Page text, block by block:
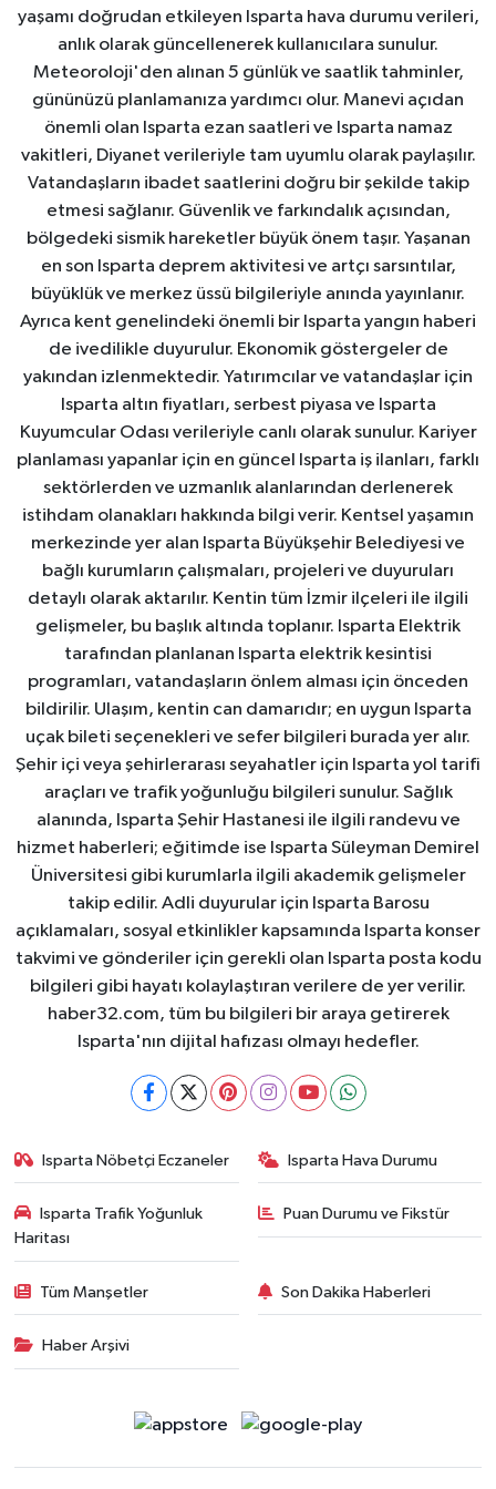
yaşamı doğrudan etkileyen Isparta hava durumu verileri,
anlık olarak güncellenerek kullanıcılara sunulur.
Meteoroloji'den alınan 5 günlük ve saatlik tahminler,
gününüzü planlamanıza yardımcı olur. Manevi açıdan
önemli olan Isparta ezan saatleri ve Isparta namaz
vakitleri, Diyanet verileriyle tam uyumlu olarak paylaşılır.
Vatandaşların ibadet saatlerini doğru bir şekilde takip
etmesi sağlanır. Güvenlik ve farkındalık açısından,
bölgedeki sismik hareketler büyük önem taşır. Yaşanan
en son Isparta deprem aktivitesi ve artçı sarsıntılar,
büyüklük ve merkez üssü bilgileriyle anında yayınlanır.
Ayrıca kent genelindeki önemli bir Isparta yangın haberi
de ivedilikle duyurulur. Ekonomik göstergeler de
yakından izlenmektedir. Yatırımcılar ve vatandaşlar için
Isparta altın fiyatları, serbest piyasa ve Isparta
Kuyumcular Odası verileriyle canlı olarak sunulur. Kariyer
planlaması yapanlar için en güncel Isparta iş ilanları, farklı
sektörlerden ve uzmanlık alanlarından derlenerek
istihdam olanakları hakkında bilgi verir. Kentsel yaşamın
merkezinde yer alan Isparta Büyükşehir Belediyesi ve
bağlı kurumların çalışmaları, projeleri ve duyuruları
detaylı olarak aktarılır. Kentin tüm İzmir ilçeleri ile ilgili
gelişmeler, bu başlık altında toplanır. Isparta Elektrik
tarafından planlanan Isparta elektrik kesintisi
programları, vatandaşların önlem alması için önceden
bildirilir. Ulaşım, kentin can damarıdır; en uygun Isparta
uçak bileti seçenekleri ve sefer bilgileri burada yer alır.
Şehir içi veya şehirlerarası seyahatler için Isparta yol tarifi
araçları ve trafik yoğunluğu bilgileri sunulur. Sağlık
alanında, Isparta Şehir Hastanesi ile ilgili randevu ve
hizmet haberleri; eğitimde ise Isparta Süleyman Demirel
Üniversitesi gibi kurumlarla ilgili akademik gelişmeler
takip edilir. Adli duyurular için Isparta Barosu
açıklamaları, sosyal etkinlikler kapsamında Isparta konser
takvimi ve gönderiler için gerekli olan Isparta posta kodu
bilgileri gibi hayatı kolaylaştıran verilere de yer verilir.
haber32.com, tüm bu bilgileri bir araya getirerek
Isparta'nın dijital hafızası olmayı hedefler.
Isparta Nöbetçi Eczaneler Isparta Hava Durumu
Isparta Trafik Yoğunluk
Haritası
Puan Durumu ve Fikstür
Tüm Manşetler Son Dakika Haberleri
Haber Arşivi